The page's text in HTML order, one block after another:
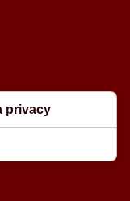
privacy